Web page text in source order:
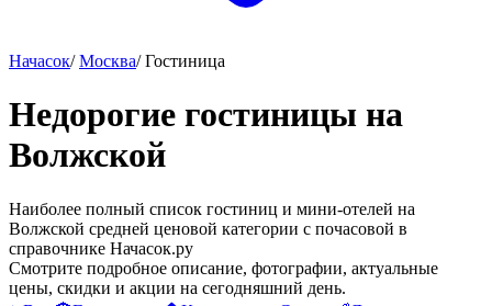
Начасок/ Москва/ Гостиница
Недорогие гостиницы на
Волжской
Наиболее полный список гостиниц и мини-отелей на
Волжской средней ценовой категории c почасовой в
справочнике Начасок.ру
Смотрите подробное описание, фотографии, актуальные
цены, скидки и акции на сегодняшний день.